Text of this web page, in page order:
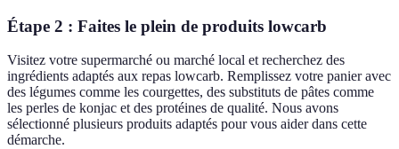
Étape 2 : Faites le plein de produits lowcarb
Visitez votre supermarché ou marché local et recherchez des
ingrédients adaptés aux repas lowcarb. Remplissez votre panier avec
des légumes comme les courgettes, des substituts de pâtes comme
les perles de konjac et des protéines de qualité. Nous avons
sélectionné plusieurs produits adaptés pour vous aider dans cette
démarche.